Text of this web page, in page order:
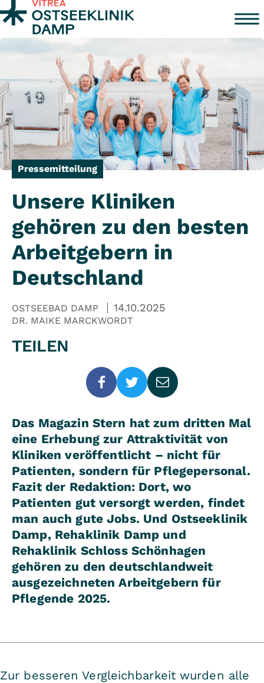
Zum Inhalt springen
Pressemitteilung
Unsere Kliniken
gehören zu den besten
Arbeitgebern in
Deutschland
OSTSEEBAD DAMP 14.10.2025
DR. MAIKE MARCKWORDT
TEILEN
Das Magazin Stern hat zum dritten Mal
eine Erhebung zur Attraktivität von
Kliniken veröffentlicht – nicht für
Patienten, sondern für Pflegepersonal.
Fazit der Redaktion: Dort, wo
Patienten gut versorgt werden, findet
man auch gute Jobs. Und Ostseeklinik
Damp, Rehaklinik Damp und
Rehaklinik Schloss Schönhagen
gehören zu den deutschlandweit
ausgezeichneten Arbeitgebern für
Pflegende 2025.
Zur besseren Vergleichbarkeit wurden alle